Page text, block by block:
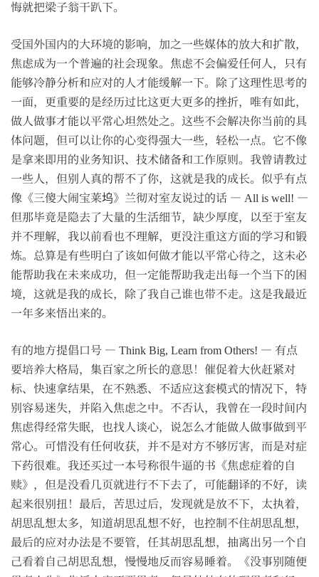
悔就把梁子翁干趴下。
受国外国内的大环境的影响，加之一些媒体的放大和扩散，
焦虑成为一个普遍的社会现象。焦虑不会偏爱任何人，只有
能够冷静分析和应对的人才能缓解一下。除了这理性思考的
一面，更重要的是经历过比这更大更多的挫折，唯有如此，
做人做事才能以平常心坦然处之。这些不会解决你当前的具
体问题，但可以让你的心变得强大一些，轻松一点。它不像
是拿来即用的业务知识、技术储备和工作原则。我曾请教过
一些人，但别人真的帮不了你，这就是我的成长。似乎有点
像《三傻大闹宝莱坞》兰彻对室友说过的话 — All is well! —
但那毕竟是隐去了大量的生活细节，缺少厚度，以至于室友
并不理解，我以前看也不理解，更没注重这方面的学习和锻
炼。总算是有些明白了该如何做才能以平常心待之，这未必
能帮助我在未来成功，但一定能帮助我走出每一个当下的困
境，这就是我的成长，除了我自己谁也带不走。这是我最近
一年多来悟出来的。
有的地方提倡口号 — Think Big, Learn from Others! — 有点
要培养大格局，集百家之所长的意思！催促着大伙赶紧对
标、快速拿结果，在不熟悉、不适应这套模式的情况下，特
别容易迷失，并陷入焦虑之中。不否认，我曾在一段时间内
焦虑得经常失眠，也找人谈心，说怎么才能做人做事做到平
常心。可惜没有任何收获，并不是对方不够厉害，而是对症
下药很难。我还买过一本号称很牛逼的书《焦虑症着的自
赎》，但是没看几页就进行不下去了，可能翻译的不好，读
起来很别扭！最后，苦思过后，发现就是放不下，太执着，
胡思乱想太多，知道胡思乱想不好，也控制不住胡思乱想，
最后的应对办法是不要管，任其胡思乱想，抽离出另一个自
己看着自己胡思乱想，慢慢地反而容易睡着。《没事别随便